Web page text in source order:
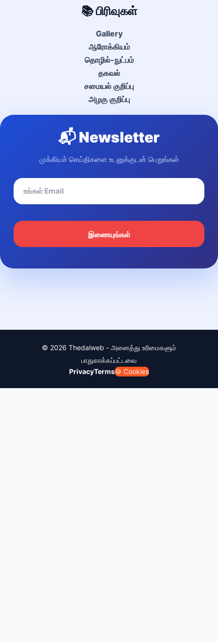
📚 பிரிவுகள்
Gallery
ஆரோக்கியம்
தொழில்-நுட்பம்
தகவல்
சமையல் குறிப்பு
அழகு குறிப்பு
📬 Newsletter
முக்கியச் செய்திகளை உடனுக்குடன் பெறுங்கள்
இணையுங்கள்
© 2026 Thedalweb - அனைத்து உரிமைகளும்
பாதுகாக்கப்பட்டவை
PrivacyTerms🍪 Cookies